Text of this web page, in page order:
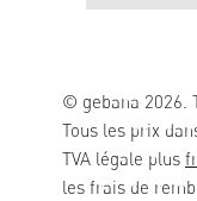
© gebana 2026.
Tous les prix
TVA légale plus
les frais de